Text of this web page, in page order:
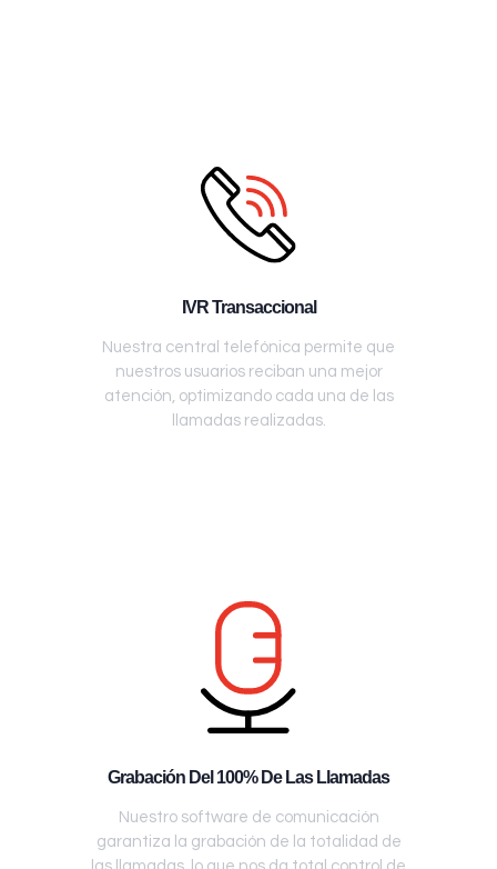
IVR Transaccional
Nuestra central telefónica permite que
nuestros usuarios reciban una mejor
atención, optimizando cada una de las
llamadas realizadas.
Grabación Del 100% De Las Llamadas
Nuestro software de comunicación
garantiza la grabación de la totalidad de